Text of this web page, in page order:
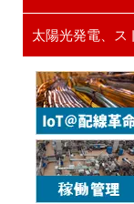
太陽光発電、ス